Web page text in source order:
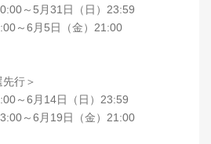
～5月31日（日）23:59
～6月5日（金）21:00
行＞
～6月14日（日）23:59
～6月19日（金）21:00